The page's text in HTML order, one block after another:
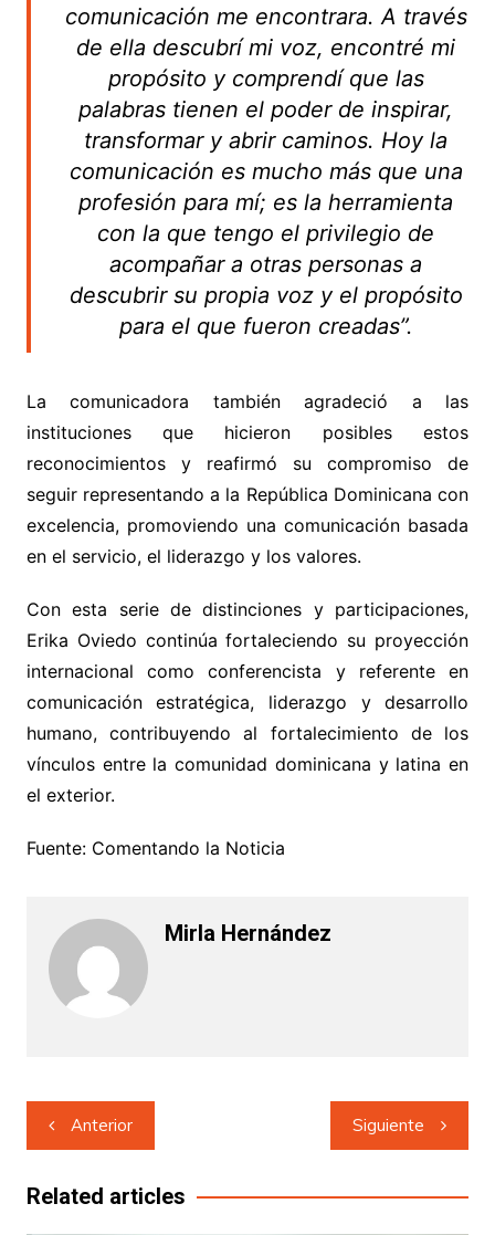
comunicación me encontrara. A través
de ella descubrí mi voz, encontré mi
propósito y comprendí que las
palabras tienen el poder de inspirar,
transformar y abrir caminos. Hoy la
comunicación es mucho más que una
profesión para mí; es la herramienta
con la que tengo el privilegio de
acompañar a otras personas a
descubrir su propia voz y el propósito
para el que fueron creadas”.
La comunicadora también agradeció a las
instituciones que hicieron posibles estos
reconocimientos y reafirmó su compromiso de
seguir representando a la República Dominicana con
excelencia, promoviendo una comunicación basada
en el servicio, el liderazgo y los valores.
Con esta serie de distinciones y participaciones,
Erika Oviedo continúa fortaleciendo su proyección
internacional como conferencista y referente en
comunicación estratégica, liderazgo y desarrollo
humano, contribuyendo al fortalecimiento de los
vínculos entre la comunidad dominicana y latina en
el exterior.
Fuente: Comentando la Noticia
Mirla Hernández
Navegación
de
entradas
Anterior Siguiente
Related articles